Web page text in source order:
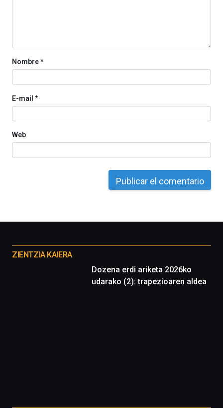
Nombre*
E-mail *
Web
proyectos
ZIENTZIA KAIERA
Dozena erdi ariketa 2026ko
udarako (2): trapezioaren aldea